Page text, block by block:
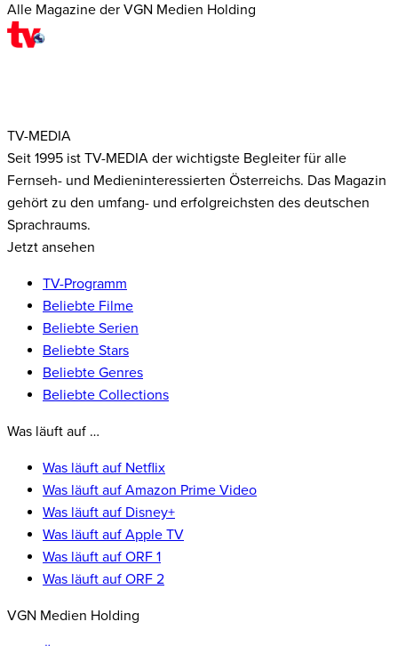
Alle Magazine der VGN Medien Holding
TV-MEDIA
Seit 1995 ist TV-MEDIA der wichtigste Begleiter für alle
Fernseh- und Medieninteressierten Österreichs. Das Magazin
gehört zu den umfang- und erfolgreichsten des deutschen
Sprachraums.
Jetzt ansehen
TV-Programm
Beliebte Filme
Beliebte Serien
Beliebte Stars
Beliebte Genres
Beliebte Collections
Was läuft auf …
Was läuft auf Netflix
Was läuft auf Amazon Prime Video
Was läuft auf Disney+
Was läuft auf Apple TV
Was läuft auf ORF 1
Was läuft auf ORF 2
VGN Medien Holding